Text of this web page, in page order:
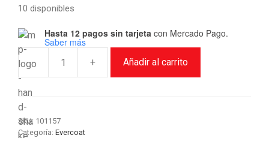
10 disponibles
Hasta 12 pagos sin tarjeta con Mercado Pago.
Saber más
-
Rellenador
Weight
+ Añadir al carrito
SKU: 101157
Categoría: Evercoat